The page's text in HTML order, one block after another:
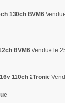
130ch BVM6
BVM6 Vendue le
110ch 2Tronic